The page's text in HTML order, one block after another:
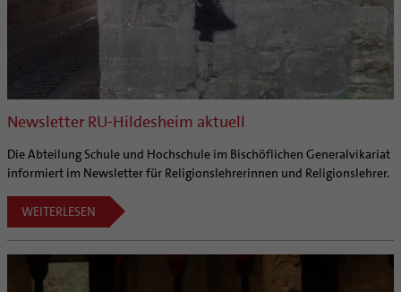
Newsletter RU-Hildesheim aktuell
Die Abteilung Schule und Hochschule im Bischöflichen Generalvikariat
informiert im Newsletter für Religionslehrerinnen und Religionslehrer.
WEITERLESEN